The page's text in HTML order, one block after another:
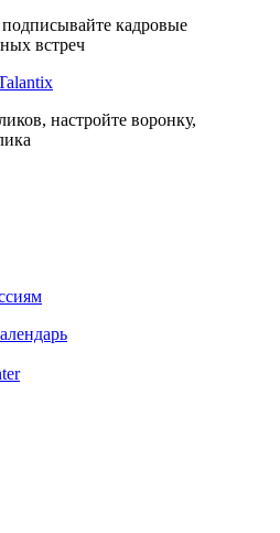
кадровые
встреч
настройте воронку,